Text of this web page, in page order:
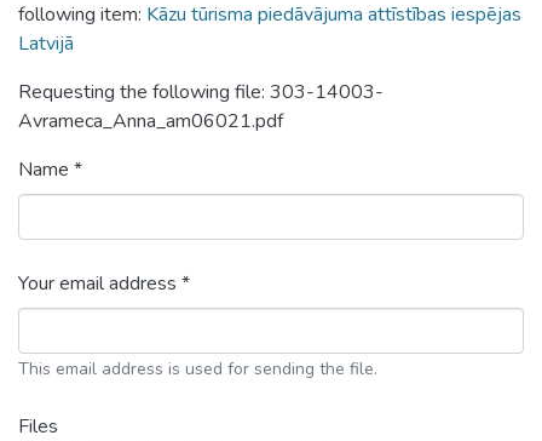
following item: Kāzu tūrisma piedāvājuma attīstības iespējas
Latvijā
Requesting the following file: 303-14003-
Avrameca_Anna_am06021.pdf
Name *
Your email address *
This email address is used for sending the file.
Files